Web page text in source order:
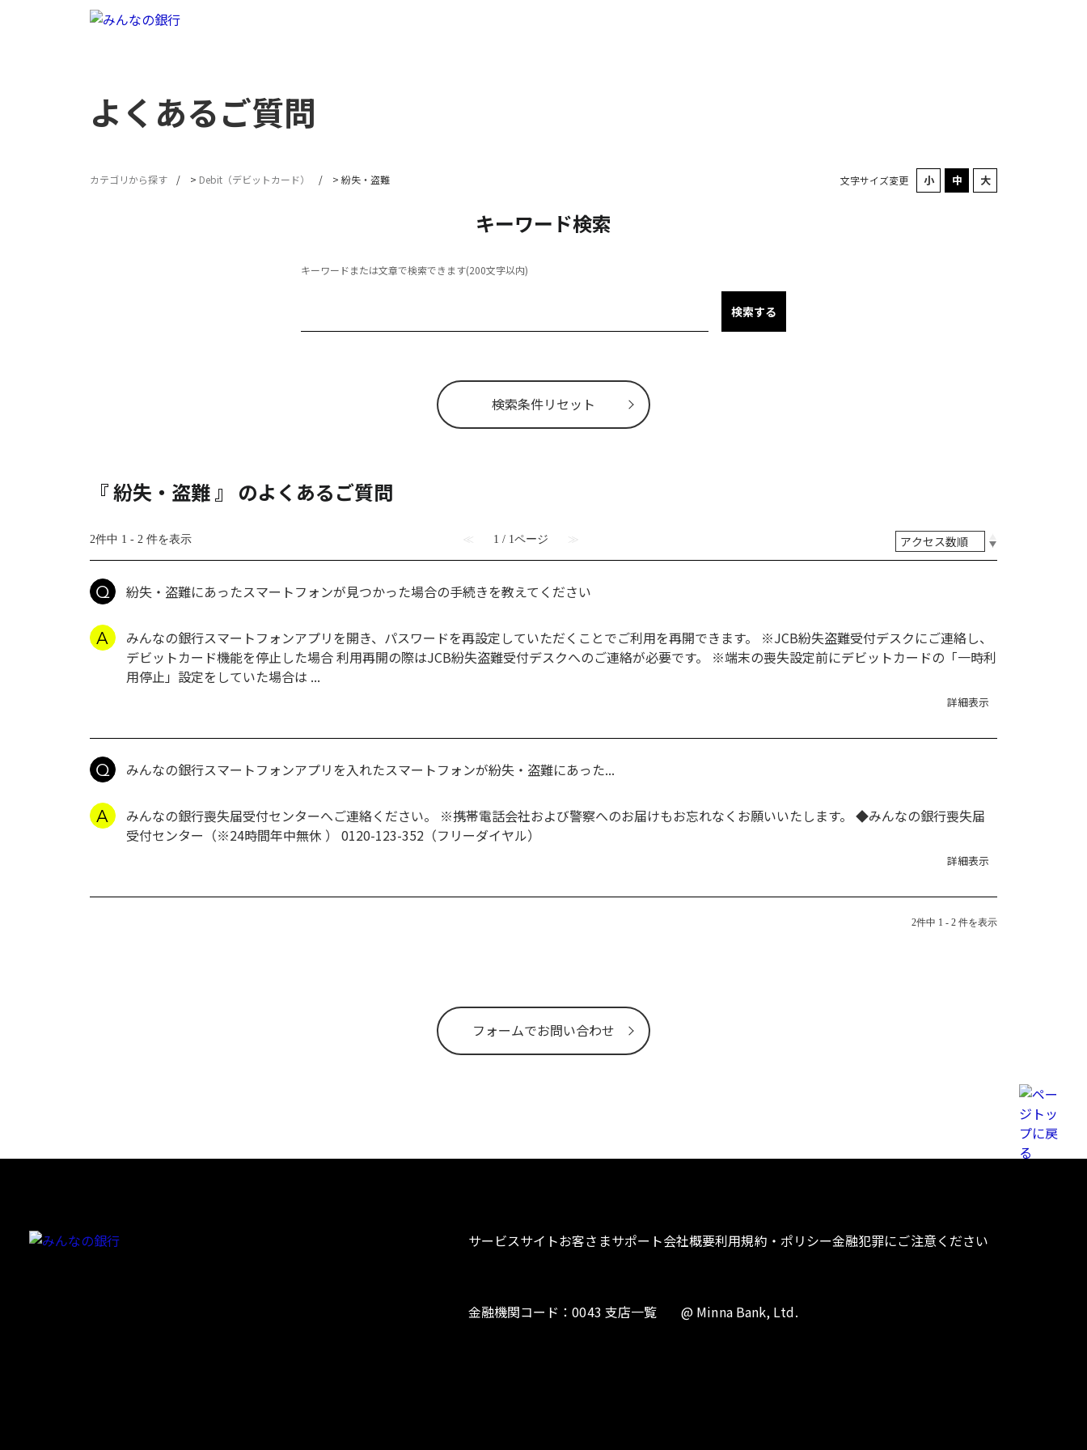
よくあるご質問
文字サイズ変更
カテゴリから探す > Debit（デビットカード） > 紛失・盗難
キーワード検索
キーワードまたは文章で検索できます(200文字以内)
検索条件リセット
『 紛失・盗難 』 のよくあるご質問
2件中 1 - 2 件を表示 ≪ 1 / 1ページ ≫
紛失・盗難にあったスマートフォンが見つかった場合の手続きを教えてください
みんなの銀行スマートフォンアプリを開き、パスワードを再設定していただくことでご利用を再開できます。 ※JCB紛失盗難受付デスクにご連絡し、
デビットカード機能を停止した場合 利用再開の際はJCB紛失盗難受付デスクへのご連絡が必要です。 ※端末の喪失設定前にデビットカードの「一時利
用停止」設定をしていた場合は ...
詳細表示
みんなの銀行スマートフォンアプリを入れたスマートフォンが紛失・盗難にあった...
みんなの銀行喪失届受付センターへご連絡ください。 ※携帯電話会社および警察へのお届けもお忘れなくお願いいたします。 ◆みんなの銀行喪失届
受付センター（※24時間年中無休 ） 0120-123-352（フリーダイヤル）
詳細表示
2件中 1 - 2 件を表示
フォームでお問い合わせ
サービスサイトお客さまサポート会社概要利用規約・ポリシー金融犯罪にご注意ください
金融機関コード：0043 支店一覧 @ Minna Bank, Ltd.